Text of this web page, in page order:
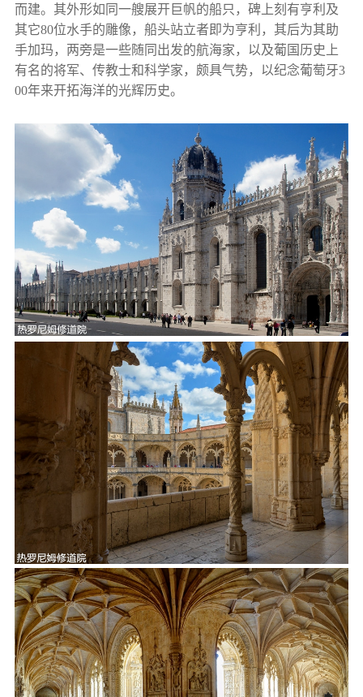
而建。其外形如同一艘展开巨帆的船只，碑上刻有亨利及
其它80位水手的雕像，船头站立者即为亨利，其后为其助
手加玛，两旁是一些随同出发的航海家，以及葡国历史上
有名的将军、传教士和科学家，颇具气势，以纪念葡萄牙3
00年来开拓海洋的光辉历史。